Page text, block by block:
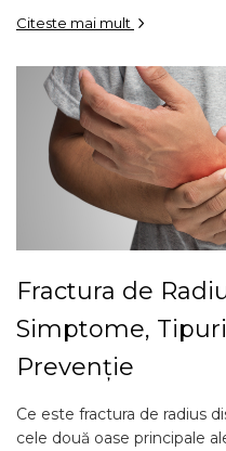
Citeste mai mult
Fractura de
Simptome,
Prevenție
Ce este fractura de radius
cele două oase principale